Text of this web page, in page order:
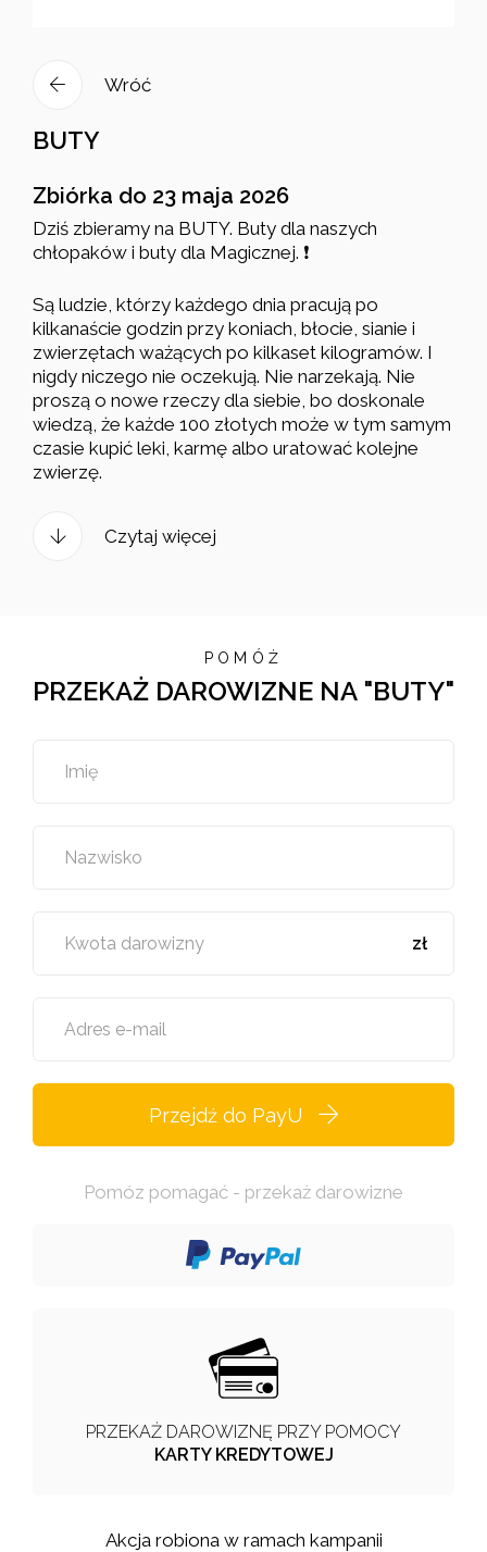
Wróć
BUTY
Zbiórka do 23 maja 2026
Dziś zbieramy na BUTY. Buty dla naszych
chłopaków i buty dla Magicznej. ❗️
Są ludzie, którzy każdego dnia pracują po
kilkanaście godzin przy koniach, błocie, sianie i
zwierzętach ważących po kilkaset kilogramów. I
nigdy niczego nie oczekują. Nie narzekają. Nie
proszą o nowe rzeczy dla siebie, bo doskonale
wiedzą, że każde 100 złotych może w tym samym
czasie kupić leki, karmę albo uratować kolejne
zwierzę.
Czytaj więcej
POMÓŻ
PRZEKAŻ DAROWIZNE NA "BUTY"
Imię
Nazwisko
Kwota darowizny zł
Adres e-mail
Przejdź do PayU
Pomóz pomagać - przekaż darowizne
PRZEKAŻ DAROWIZNĘ PRZY POMOCY
KARTY KREDYTOWEJ
Akcja robiona w ramach kampanii